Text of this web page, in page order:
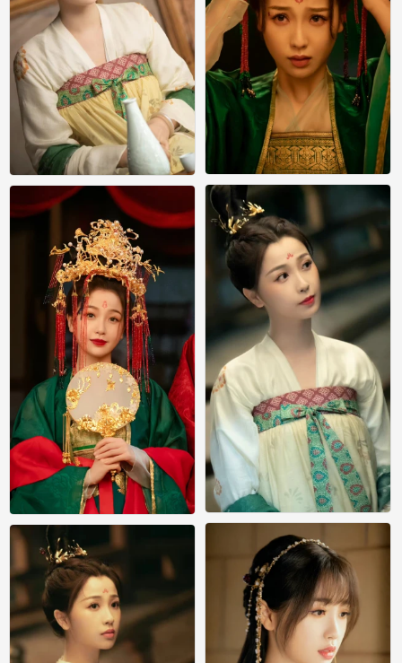
苍兰诀 小兰花 虞书欣
苍兰诀 小兰花 虞书欣
苍兰诀 小兰花 虞书欣
0
苍兰诀 小兰花 虞书欣
0